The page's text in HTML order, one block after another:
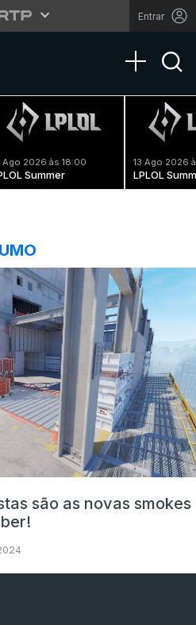
Entrar
Toggle
Ago 2026 às 18:00
Summer
13 Ago 2026
LPLOL
são as novas smokes